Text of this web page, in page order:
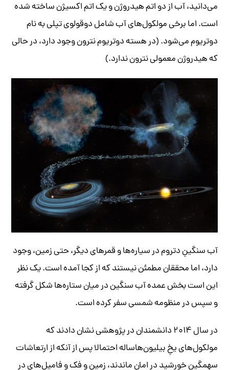
می‌دانید، آب از دو اتم هیدروژن و یک اتم اکسیژن ساخته شده
است. اما برخی مولکول‌های آب شامل دوقولوی تپلی به نام
دوتریوم می‌شود. (در هسته دوتریوم نترون وجود دارد، در حالی
که هیدروژن معمولی نترون ندارد.)
آب سنگینِ دتروم در سیاره‌ها و قمرهای دیگر، حتی زمین، وجود
دارد، اما محققان مطمئن نیستند که از کجا آمده است. یک نظر
این است بخش عمده آب سنگین در میان ستاره‌ها شکل گرفته
و سپس در منظومه شمسی سفر کرده است.
در سال ۲۰۱۴ دانشمندان در پژوهشی نشان دادند که
مولکول‌های یخِ بیلیون‌هاساله احتمالا پس از آنکه از ارتعاشات
سهمگین خورشید در امان ماندند، زمین و فک‌ و فامیل‌های در